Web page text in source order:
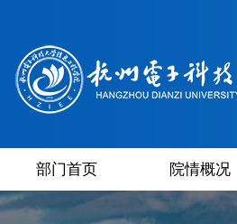
部门首页 院情概况